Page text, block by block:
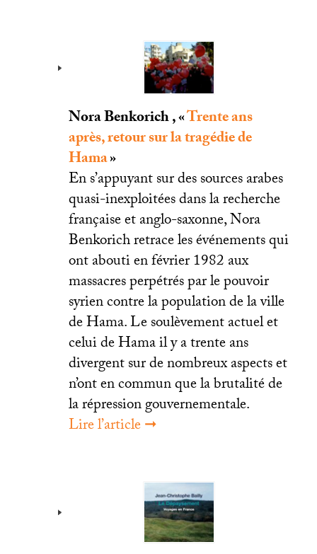
Nora Benkorich , «Trente ans
après, retour sur la tragédie de
Hama»
En s’appuyant sur des sources arabes
quasi-inexploitées dans la recherche
française et anglo-saxonne, Nora
Benkorich retrace les événements qui
ont abouti en février 1982 aux
massacres perpétrés par le pouvoir
syrien contre la population de la ville
de Hama. Le soulèvement actuel et
celui de Hama il y a trente ans
divergent sur de nombreux aspects et
n’ont en commun que la brutalité de
la répression gouvernementale.
Lire l’article ➞